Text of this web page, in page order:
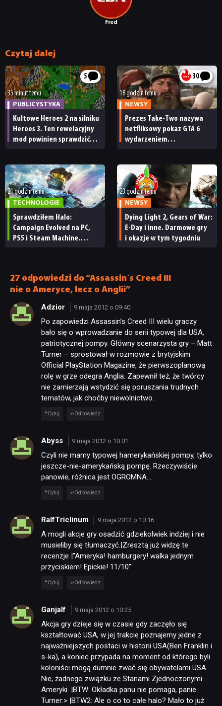
Fred
Czytaj dalej
5
35 minut temu
PUBLICYSTYKA
Kultowe Heroes 2 na silniku
Heroes 3. Ten rewelacyjny
mod powinien sprawdzić
30
18 godzin temu
NEWSY
Prezes Take-Two nazywa
netfliksowy pokaz GTA 6
wydarzeniem
ma subskrybentów
21 godzin temu
TECHNOLOGIE
Sprawdziłem Halo:
Campaign Evolved na PC,
PS5 i Steam Machine.
23 godzin temu
NEWSY
Dying Light 2, Gears of War:
E-Day i inne. Darmowe gry
i okazje w tym tygodniu
27 odpowiedzi do “Assassin´s Creed III
nie o Ameryce, lecz o Anglii”
Adzior 9 maja 2012 o 09:40
Po zapowiedzi Assassin’s Creed III wielu graczy
bało się o wprowadzanie do serii typowej dla USA,
patriotycznej pompy. Główny scenarzysta gry – Matt
Turner – sprostował w rozmowie z brytyjskim
Official PlayStation Magazine, że pierwszoplanową
rolę w grze odegra Anglia. Zapewnił też, że twórcy
nie zamierzają wstydzić się poruszania trudnych
tematów, jak choćby niewolnictwo.
Cytuj Odpowiedz
Abyss 9 maja 2012 o 10:01
Czyli nie mamy typowej hamerykańskiej pompy, tylko
jeszcze-nie-amerykańską pompę. Rzeczywiście
panowie, różnica jest OGROMNA…
Cytuj Odpowiedz
RalfTriclinum 9 maja 2012 o 10:16
A mogli akcje gry osadzić gdziekolwiek indziej i nie
musieliby się tłumaczyć.|Zresztą już widzę te
recenzje |”Ameryka! hamburgery! walka jednym
przyciskiem! Epickie! 11/10″
Cytuj Odpowiedz
Ganjalf 9 maja 2012 o 10:25
Akcja gry dzieje się w czasie gdy zaczęło się
kształtować USA, w jej trakcie poznajemy jedne z
najważniejszych postaci w historii USA(Ben Franklin i
s-ka), a koniec przypada na moment od którego byli
koloniści mogą dumnie zwać się obywatelami USA.
Nie, żadnego związku ze Stanami Zjednoczonymi
Ameryki. |BTW: Okładka panu nie pomaga, panie
Turner:> |BTW2: Ale o co to całe halo? Mało to już